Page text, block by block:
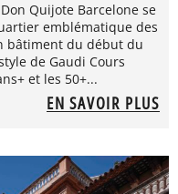
Quijote Barcelone se
emblématique des
bâtiment du début du
de Gaudi Cours
et les 50+...
EN SAVOIR PLUS